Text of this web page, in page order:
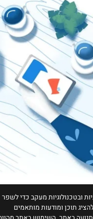
ובטכנולוגיות מעקב כדי לשפר
תוכן ומודעות מותאמים